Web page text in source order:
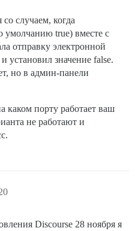
случаем, когда
умолчанию true) вместе с
отправку электронной
установил значение false.
но в админ-панели
каком порту работает ваш
не работают и
Discourse 28 ноября я